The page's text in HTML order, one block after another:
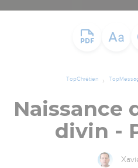
TopChrétien
Naissance
divin -